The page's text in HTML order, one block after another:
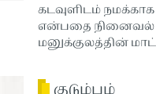
கடவுளிடம்
என்பதை
மனுக்குலத்தின்